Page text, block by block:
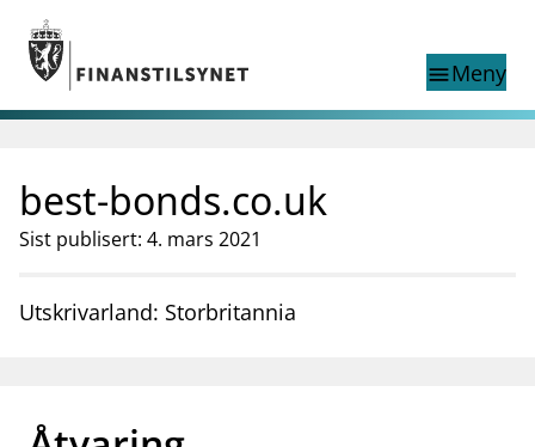
Gå til hovedinnhold
Gå til søkesiden
menuMeny
nettstedet
English
English
Tilsyn
Finanstilsynets registre
best-bonds.co.uk
Sist publisert: 4. mars 2021
Utskrivarland: Storbritannia